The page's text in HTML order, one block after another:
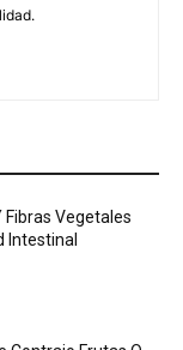
Fibras Vegetales
Intestinal